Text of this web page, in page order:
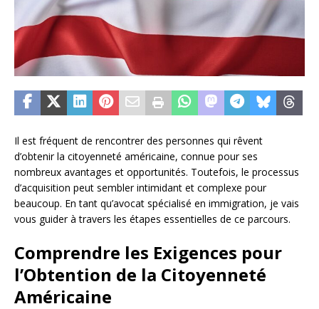
Il est fréquent de rencontrer des personnes qui rêvent
d’obtenir la citoyenneté américaine, connue pour ses
nombreux avantages et opportunités. Toutefois, le processus
d’acquisition peut sembler intimidant et complexe pour
beaucoup. En tant qu’avocat spécialisé en immigration, je vais
vous guider à travers les étapes essentielles de ce parcours.
Comprendre les Exigences pour
l’Obtention de la Citoyenneté
Américaine